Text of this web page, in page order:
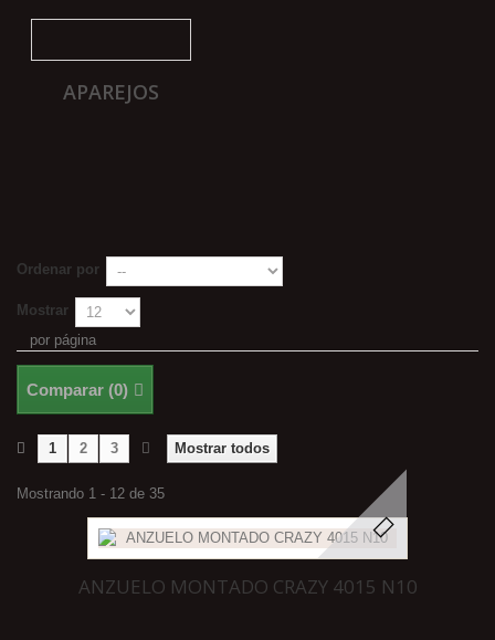
APAREJOS
Ordenar por
Mostrar
por página
Comparar (0)
Mostrar todos
1 2 3
Mostrando 1 - 12 de 35
ANZUELO MONTADO CRAZY 4015 N10